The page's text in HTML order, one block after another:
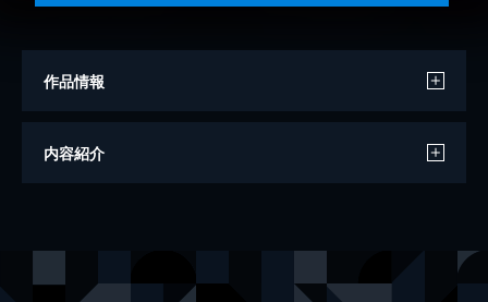
作品情報
著・マンガ
内容紹介